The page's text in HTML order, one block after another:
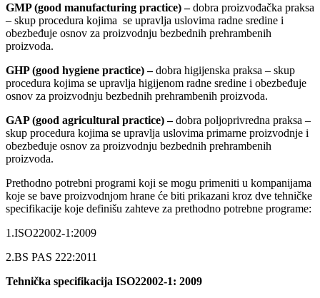
GMP (good manufacturing practice) –dobra proizvođačka praksa
– skup procedura kojima se upravlja uslovima radne sredine i
obezbeđuje osnov za proizvodnju bezbednih prehrambenih
proizvoda.
GHP (good hygiene practice) –dobra higijenska praksa – skup
procedura kojima se upravlja higijenom radne sredine i obezbeđuje
osnov za proizvodnju bezbednih prehrambenih proizvoda.
GAP (good agricultural practice) –dobra poljoprivredna praksa –
skup procedura kojima se upravlja uslovima primarne proizvodnje i
obezbeđuje osnov za proizvodnju bezbednih prehrambenih
proizvoda.
Prethodno potrebni programi koji se mogu primeniti u kompanijama
koje se bave proizvodnjom hrane će biti prikazani kroz dve tehničke
specifikacije koje definišu zahteve za prethodno potrebne programe:
1.ISO22002-1:2009
2.BS PAS 222:2011
Tehnička specifikacija ISO22002-1: 2009